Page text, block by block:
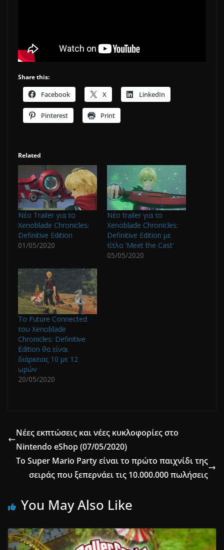
Share this:
Facebook X LinkedIn
Pinterest Print
Related
Νέο Trailer για το
Xenoblade Chronicles:
Definitive Edition
01/05/2020
Νέο trailer για το
Xenoblade Chronicles:
Definitive Edition με
τίτλο ‘Meet the Cast’
05/05/2020
Το Future Connected
του Xenoblade
Chronicles: Definitive
Edition θα είναι
διάρκειας 10 με 12
ωρών
20/05/2020
Νέες εκπτώσεις και νέες κυκλοφορίες στο
Nintendo eShop (07/05/2020)
To Super Mario Party είναι το πρώτο παιχνίδι της
σειράς που ξεπερνάει τις 10.000.000 πωλήσεις
You May Also Like